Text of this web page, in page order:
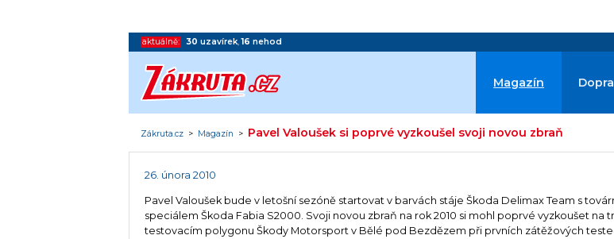
aktuálně: 30 uzavírek,16 nehod
Magazín
Zákruta.cz > Magazín > Pavel Valoušek si poprvé vyzkoušel svoji novou zbraň
26. února 2010
Pavel Valoušek bude v letošní sezóně startovat v barvách stáje Škoda Delimax Team s
speciálem Škoda Fabia S2000. Svoji novou zbraň na rok 2010 si mohl poprvé vyzkoušet na
testovacím polygonu Škody Motorsport v Bělé pod Bezdězem při prvních zátěžových